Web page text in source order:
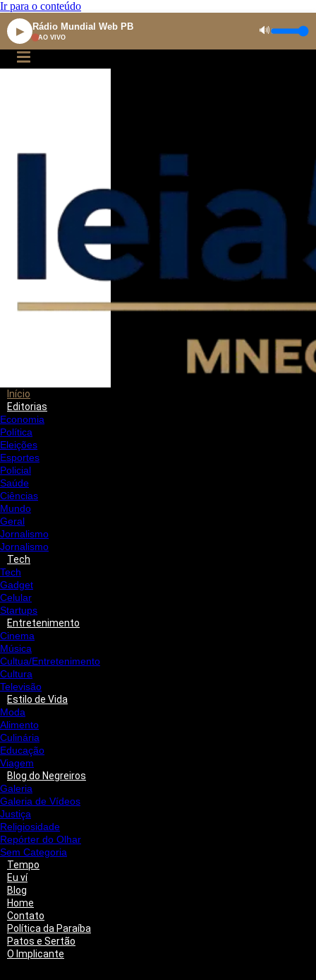
Ir para o conteúdo
▶ Rádio Mundial Web PB
AO VIVO
🔊
Início
Editorias
Economia
Política
Eleições
Esportes
Policial
Saúde
Ciências
Mundo
Geral
Jornalismo
Jornalismo
Tech
Tech
Gadget
Celular
Startups
Entretenimento
Cinema
Música
Cultua/Entretenimento
Cultura
Televisão
Estilo de Vida
Moda
Alimento
Culinária
Educação
Viagem
Blog do Negreiros
Galeria
Galeria de Vídeos
Justiça
Religiosidade
Repórter do Olhar
Sem Categoria
Tempo
Eu ví
Blog
Home
Contato
Política da Paraíba
Patos e Sertão
O Implicante